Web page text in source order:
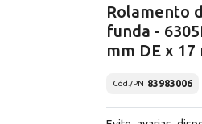
Rolamento
funda -
mm DE x 17
Cód./PN 83983006